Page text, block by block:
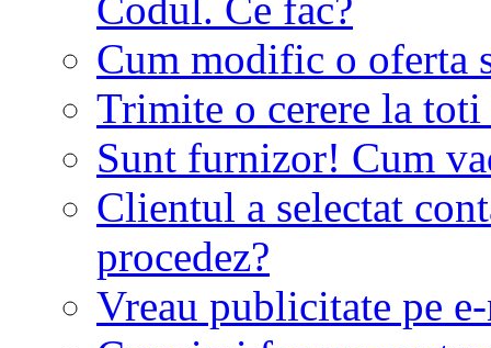
Cum modific o oferta
Trimite o cerere la
Sunt furnizor! Cum
Clientul a selectat
procedez?
Vreau publicitate pe